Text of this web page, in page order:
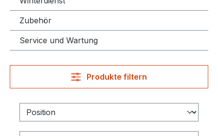
Zubehör
Service und Wartung
Produkte filtern